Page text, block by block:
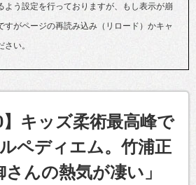
よう設定を行っておりますが、もし表示が崩
すがページの再読み込み（リロード）かキャ
い。
】キッズ柔術最高峰で
ペディエム。竹浦正
んの熱気が凄い」